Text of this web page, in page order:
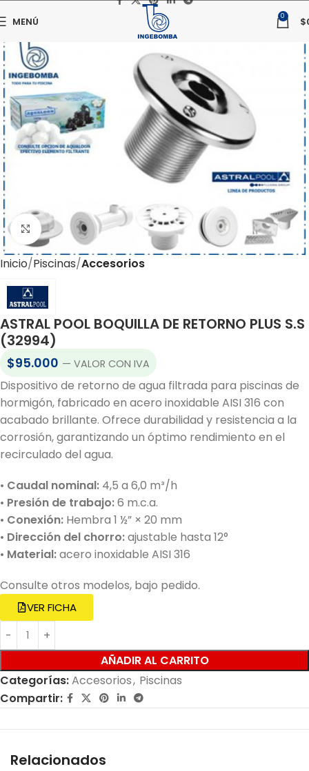
MENÚ 0 $
Haga clic para ampliar
Inicio Piscinas Accesorios
ASTRAL POOL BOQUILLA DE RETORNO PLUS S.S
(32994)
$95.000 — VALOR CON IVA
Dispositivo de retorno de agua filtrada para piscinas de
hormigón, fabricado en acero inoxidable AISI 316 con
acabado brillante. Ofrece durabilidad y resistencia a la
corrosión, garantizando un óptimo rendimiento en el
recirculado del agua.
• Caudal nominal: 4,5 a 6,0 m³/h
• Presión de trabajo:6 m.c.a.
• Conexión: Hembra 1 ½” × 20 mm
• Dirección del chorro:ajustable hasta 12°
• Material:acero inoxidable AISI 316
Consulte otros modelos, bajo pedido.
VER FICHA
AÑADIR AL CARRITO
Categorías:Accesorios, Piscinas
Compartir:
Relacionados